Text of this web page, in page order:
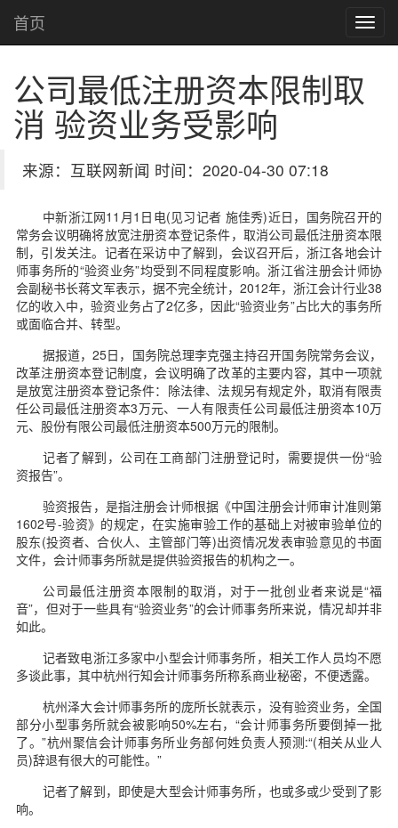
首页
公司最低注册资本限制取
消 验资业务受影响
来源：互联网新闻 时间：2020-04-30 07:18
中新浙江网11月1日电(见习记者 施佳秀)近日，国务院召开的
常务会议明确将放宽注册资本登记条件，取消公司最低注册资本限
制，引发关注。记者在采访中了解到，会议召开后，浙江各地会计
师事务所的“验资业务”均受到不同程度影响。浙江省注册会计师协
会副秘书长蒋文军表示，据不完全统计，2012年，浙江会计行业38
亿的收入中，验资业务占了2亿多，因此“验资业务”占比大的事务所
或面临合并、转型。
据报道，25日，国务院总理李克强主持召开国务院常务会议，
改革注册资本登记制度，会议明确了改革的主要内容，其中一项就
是放宽注册资本登记条件：除法律、法规另有规定外，取消有限责
任公司最低注册资本3万元、一人有限责任公司最低注册资本10万
元、股份有限公司最低注册资本500万元的限制。
记者了解到，公司在工商部门注册登记时，需要提供一份“验
资报告”。
验资报告，是指注册会计师根据《中国注册会计师审计准则第
1602号-验资》的规定，在实施审验工作的基础上对被审验单位的
股东(投资者、合伙人、主管部门等)出资情况发表审验意见的书面
文件，会计师事务所就是提供验资报告的机构之一。
公司最低注册资本限制的取消，对于一批创业者来说是“福
音”，但对于一些具有“验资业务”的会计师事务所来说，情况却并非
如此。
记者致电浙江多家中小型会计师事务所，相关工作人员均不愿
多谈此事，其中杭州行知会计师事务所称系商业秘密，不便透露。
杭州泽大会计师事务所的庞所长就表示，没有验资业务，全国
部分小型事务所就会被影响50%左右，“会计师事务所要倒掉一批
了。”杭州聚信会计师事务所业务部何姓负责人预测:“(相关从业人
员)辞退有很大的可能性。”
记者了解到，即使是大型会计师事务所，也或多或少受到了影
响。